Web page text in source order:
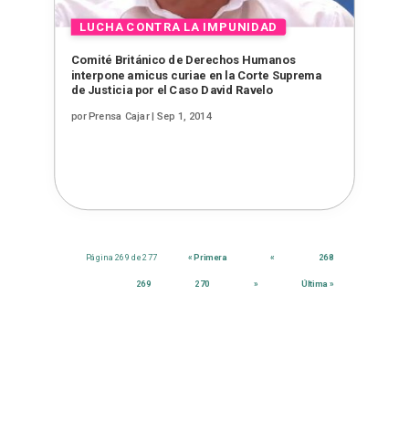
Comité Británico de Derechos Humanos
interpone amicus curiae en la Corte Suprema
de Justicia por el Caso David Ravelo
porPrensa Cajar| Sep 1, 2014
Página 269 de 277 « Primera « 268
269 270 » Última »